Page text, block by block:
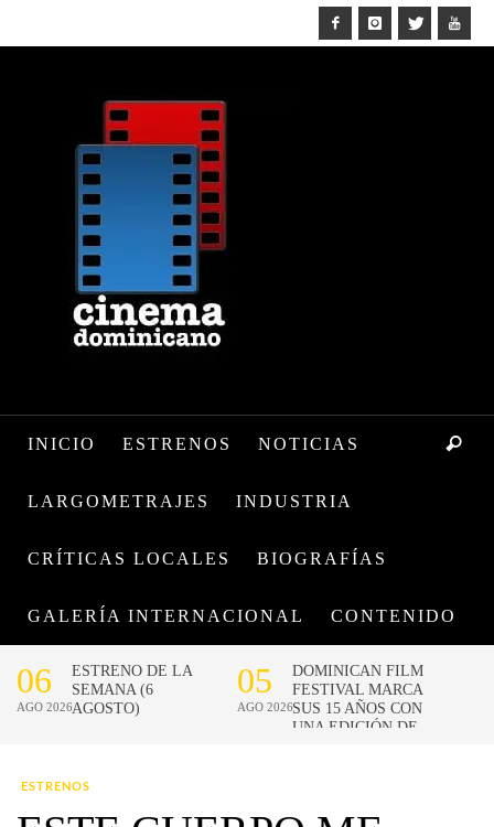
INICIO ESTRENOS NOTICIAS
LARGOMETRAJES INDUSTRIA
CRÍTICAS LOCALES BIOGRAFÍAS
GALERÍA INTERNACIONAL CONTENIDO
ESTRENOS